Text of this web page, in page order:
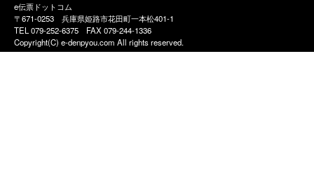
e伝票ドットコム
〒671-0253 兵庫県姫路市花田町一本松401-1
TEL 079-252-6375 FAX 079-244-1336
Copyright(C) e-denpyou.com All rights reserved.